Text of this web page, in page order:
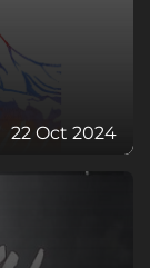
22 Oct 2024